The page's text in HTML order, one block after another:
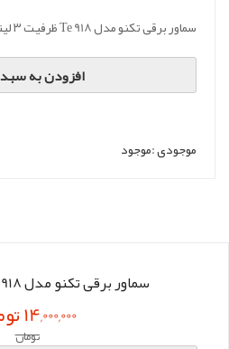
سماور برقی تکنو مدل Te 918 ظرفیت ۳ لیتر
افزودن به
موجودی :موجود
سماور برقی تکنو مدل te 918 ظرفیت ۳ لیتر
14,000,000 تومان
تومان